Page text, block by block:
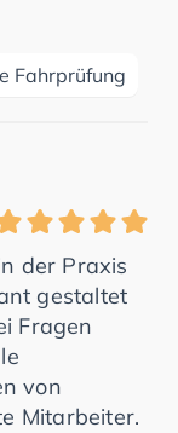
Fahrprüfung
der Praxis
gestaltet
Fragen
von
Mitarbeiter.